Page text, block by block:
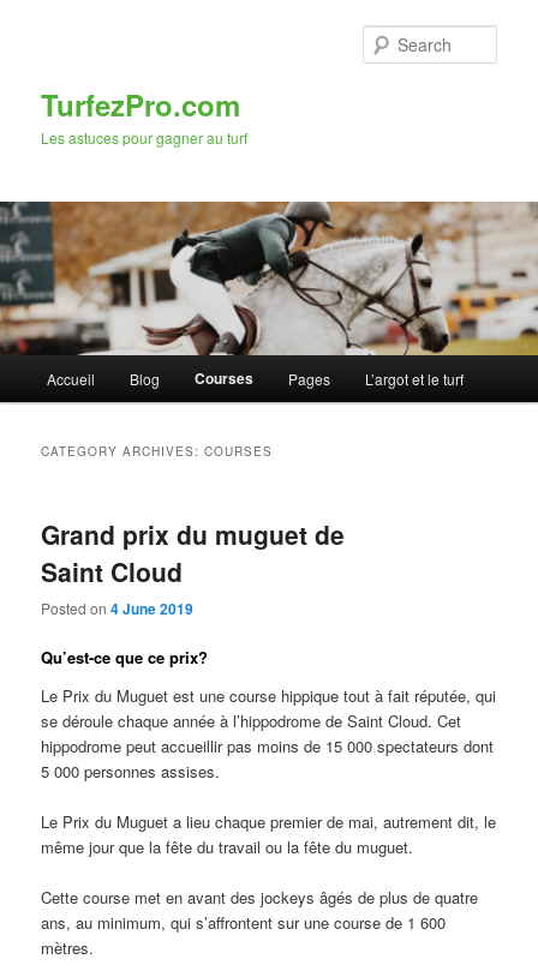
TurfezPro.com
Les astuces pour gagner au turf
Accueil Blog Courses Pages L’argot et le turf
CATEGORY ARCHIVES:COURSES
Grand prix du muguet de
Saint Cloud
Posted on4 June 2019
Qu’est-ce que ce prix?
Le Prix du Muguet est une course hippique tout à fait réputée, qui
se déroule chaque année à l’hippodrome de Saint Cloud. Cet
hippodrome peut accueillir pas moins de 15 000 spectateurs dont
5 000 personnes assises.
Le Prix du Muguet a lieu chaque premier de mai, autrement dit, le
même jour que la fête du travail ou la fête du muguet.
Cette course met en avant des jockeys âgés de plus de quatre
ans, au minimum, qui s’affrontent sur une course de 1 600
mètres.